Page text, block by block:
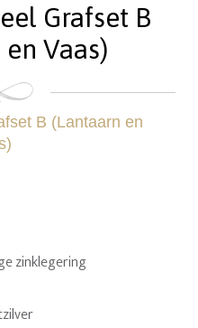
Grafset B
Vaas)
zinklegering